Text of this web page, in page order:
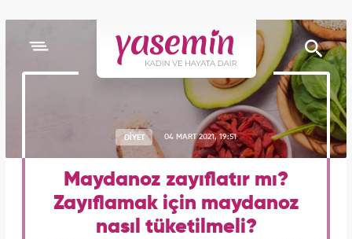
DİYET 04 MART 2021, 19:51
Maydanoz zayıflatır mı?
Zayıflamak için maydanoz
nasıl tüketilmeli?